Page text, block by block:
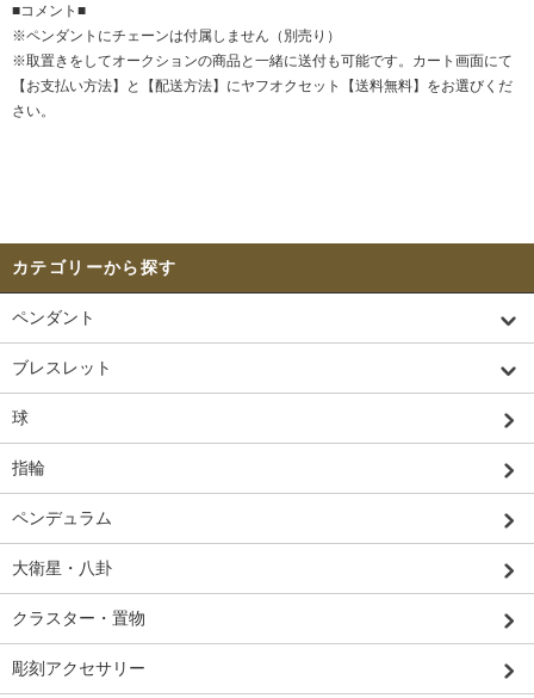
■コメント■
※ペンダントにチェーンは付属しません（別売り）
※取置きをしてオークションの商品と一緒に送付も可能です。カート画面にて
【お支払い方法】と【配送方法】にヤフオクセット【送料無料】をお選びくだ
さい。
カテゴリーから探す
ペンダント
ブレスレット
球
指輪
ペンデュラム
大衛星・八卦
クラスター・置物
彫刻アクセサリー